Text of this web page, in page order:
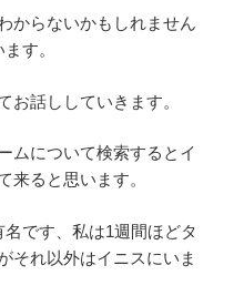
からないかもしれません
す。
お話ししていきます。
ムについて検索するとイ
来ると思います。
です、私は1週間ほどタ
それ以外はイニスにいま